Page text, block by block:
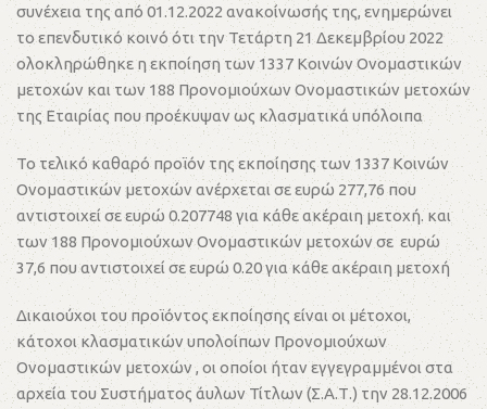
συνέχεια της από 01.12.2022 ανακοίνωσής της, ενημερώνει
το επενδυτικό κοινό ότι την Τετάρτη 21 Δεκεμβρίου 2022
ολοκληρώθηκε η εκποίηση των 1337 Κοινών Ονομαστικών
μετοχών και των 188 Προνομιούχων Ονομαστικών μετοχών
της Εταιρίας που προέκυψαν ως κλασματικά υπόλοιπα
Το τελικό καθαρό προϊόν της εκποίησης των 1337 Κοινών
Ονομαστικών μετοχών ανέρχεται σε ευρώ 277,76 που
αντιστοιχεί σε ευρώ 0.207748 για κάθε ακέραιη μετοχή. και
των 188 Προνομιούχων Ονομαστικών μετοχών σε ευρώ
37,6 που αντιστοιχεί σε ευρώ 0.20 για κάθε ακέραιη μετοχή
Δικαιούχοι του προϊόντος εκποίησης είναι οι μέτοχοι,
κάτοχοι κλασματικών υπολοίπων Προνομιούχων
Ονομαστικών μετοχών , οι οποίοι ήταν εγγεγραμμένοι στα
αρχεία του Συστήματος άυλων Τίτλων (Σ.Α.Τ.) την 28.12.2006